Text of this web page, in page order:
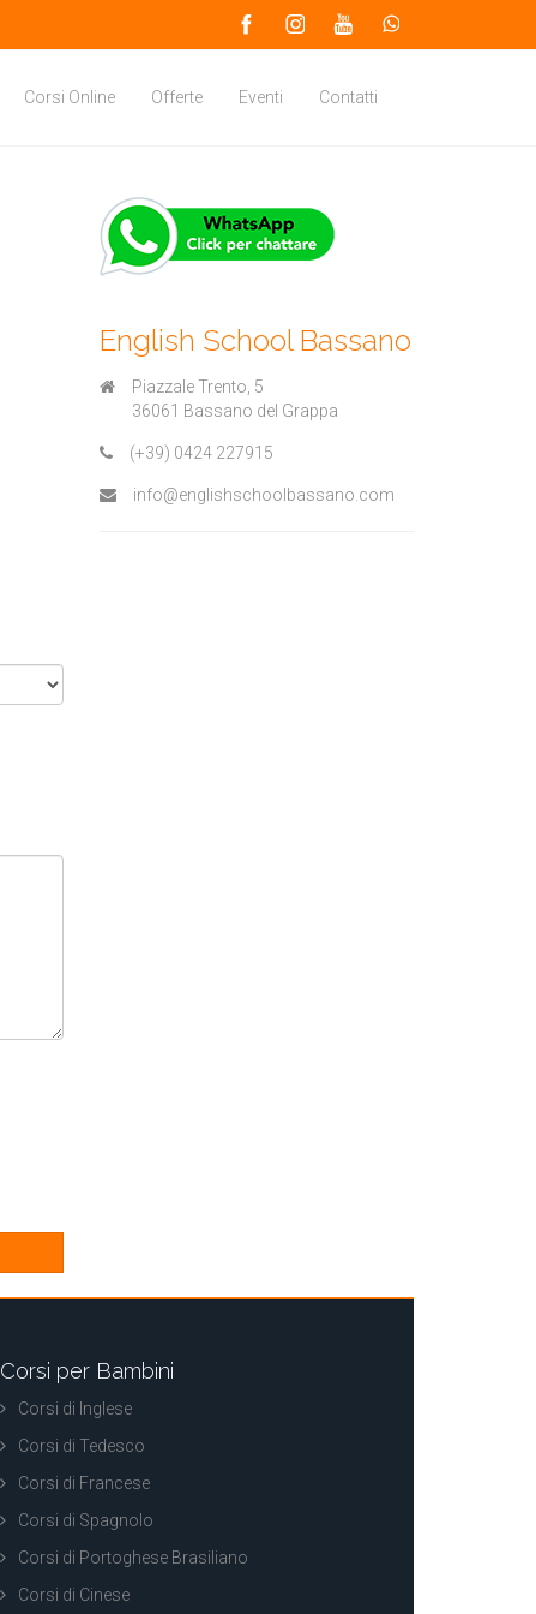
Corsi Online Offerte Eventi Contatti
English School Bassano
Piazzale Trento, 5
36061 Bassano del Grappa
(+39) 0424 227915
info@englishschoolbassano.com
Corsi per Bambini
Corsi di Inglese
Corsi di Tedesco
Corsi di Francese
Corsi di Spagnolo
Corsi di Portoghese Brasiliano
Corsi di Cinese